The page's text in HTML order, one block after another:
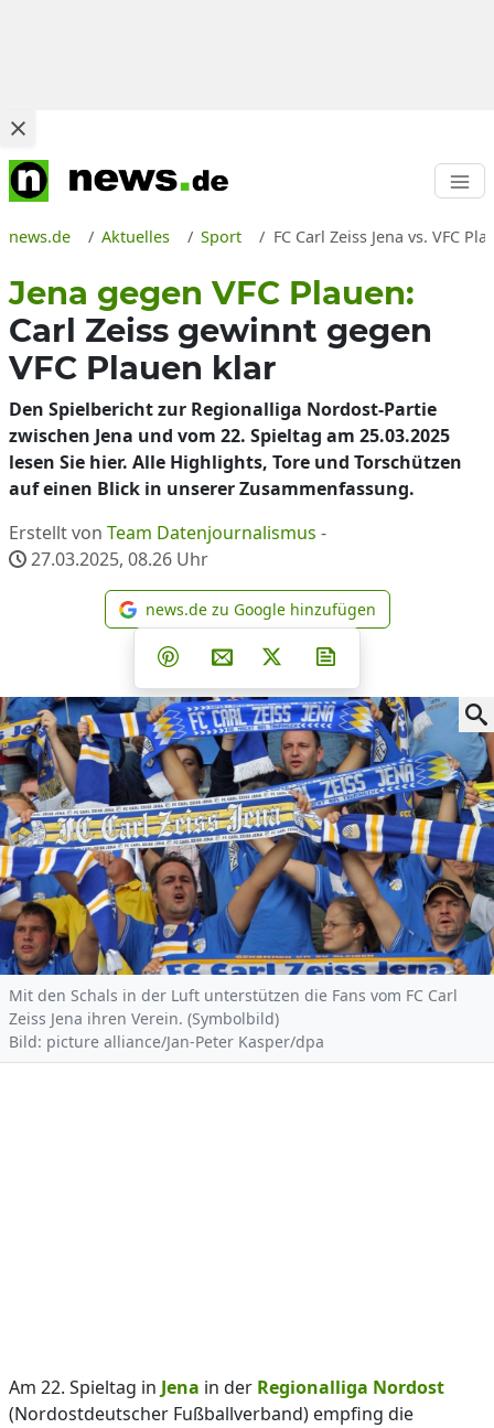
news.de Aktuelles Sport FC Carl Zeiss Jena vs. VFC
Jena gegen VFC Plauen:
Carl Zeiss gewinnt gegen
VFC Plauen klar
Den Spielbericht zur Regionalliga Nordost-Partie
zwischen Jena und vom 22. Spieltag am 25.03.2025
lesen Sie hier. Alle Highlights, Tore und Torschützen
auf einen Blick in unserer Zusammenfassung.
Erstellt von Team Datenjournalismus -
27.03.2025, 08.26 Uhr
news.de zu Google
news.de zu Google hinzufügen
Teilen auf Facebook
Teilen auf Whatsapp
Teilen auf Telegram
Teilen auf Pinterest
Per E-Mail teilen
Post auf X
Mit den Schals in der Luft unterstützen die Fans vom FC Carl
Zeiss Jena ihren Verein. (Symbolbild)
Bild: picture alliance/Jan-Peter Kasper/dpa
Am 22. Spieltag in Jena in der Regionalliga Nordost
(Nordostdeutscher Fußballverband) empfing die